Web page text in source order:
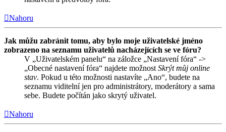
Nahoru
Jak můžu zabránit tomu, aby bylo moje uživatelské jméno
zobrazeno na seznamu uživatelů nacházejících se ve fóru?
V „Uživatelském panelu“ na záložce „Nastavení fóra“ ->
„Obecné nastavení fóra“ najdete možnost Skrýt můj online
stav. Pokud u této možnosti nastavíte „Ano“, budete na
seznamu viditelní jen pro administrátory, moderátory a sama
sebe. Budete počítán jako skrytý uživatel.
Nahoru